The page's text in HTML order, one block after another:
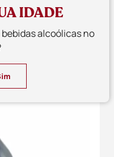
IDADE
alcoólicas no